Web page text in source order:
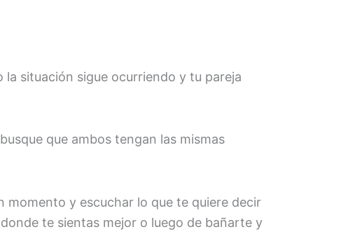
situación sigue ocurriendo y tu pareja
que ambos tengan las mismas
momento y escuchar lo que te quiere decir
te sientas mejor o luego de bañarte y